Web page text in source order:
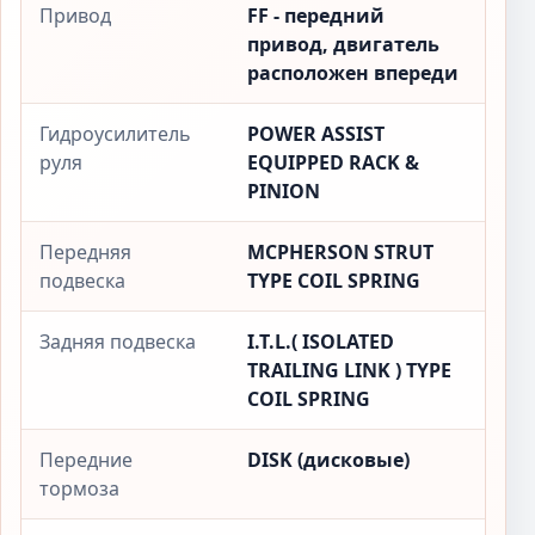
Привод
FF - передний
привод, двигатель
расположен впереди
Гидроусилитель
руля
POWER ASSIST
EQUIPPED RACK &
PINION
Передняя
подвеска
MCPHERSON STRUT
TYPE COIL SPRING
Задняя подвеска
I.T.L.( ISOLATED
TRAILING LINK ) TYPE
COIL SPRING
Передние
тормоза
DISK (дисковые)